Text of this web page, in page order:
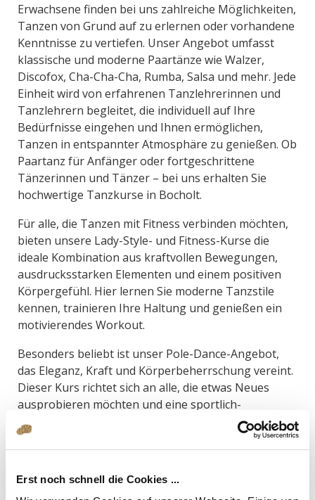
Erst noch schnell die Cookies ...
Erwachsene finden bei uns zahlreiche Möglichkeiten,
Tanzen von Grund auf zu erlernen oder vorhandene
Kenntnisse zu vertiefen. Unser Angebot umfasst
klassische und moderne Paartänze wie Walzer,
Discofox, Cha-Cha-Cha, Rumba, Salsa und mehr. Jede
Einheit wird von erfahrenen Tanzlehrerinnen und
Tanzlehrern begleitet, die individuell auf Ihre
Bedürfnisse eingehen und Ihnen ermöglichen,
Tanzen in entspannter Atmosphäre zu genießen. Ob
Paartanz für Anfänger oder fortgeschrittene
Tänzerinnen und Tänzer – bei uns erhalten Sie
hochwertige Tanzkurse in Bocholt.
Für alle, die Tanzen mit Fitness verbinden möchten,
bieten unsere Lady-Style- und Fitness-Kurse die
ideale Kombination aus kraftvollen Bewegungen,
ausdrucksstarken Elementen und einem positiven
Körpergefühl. Hier lernen Sie moderne Tanzstile
kennen, trainieren Ihre Haltung und genießen ein
motivierendes Workout.
Besonders beliebt ist unser Pole-Dance-Angebot,
das Eleganz, Kraft und Körperbeherrschung vereint.
Dieser Kurs richtet sich an alle, die etwas Neues
ausprobieren möchten und eine sportlich-
tänzerische Herausforderung suchen. Pole Dance
eignet sich ideal, um Kraft aufzubauen,
Beweglichkeit zu fördern und sich selbst neu zu
entdecken – unabhängig vom bisherigen